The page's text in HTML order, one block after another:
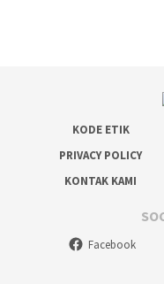
KODE ETIK
PRIVACY POLICY
KONTAK KAMI
Facebook